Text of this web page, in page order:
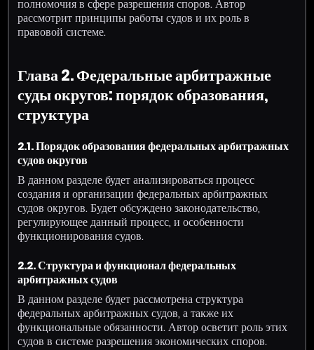
полномочия в сфере разрешения споров. Автор
рассмотрит принципы работы судов и их роль в
правовой системе.
Глава 2. Федеральные арбитражные
суды округов: порядок образования,
структура
2.1. Порядок образования федеральных арбитражных
судов округов
В данном разделе будет анализироваться процесс
создания и организации федеральных арбитражных
судов округов. Будет обсуждено законодательство,
регулирующее данный процесс, и особенности
функционирования судов.
2.2. Структура и функционал федеральных
арбитражных судов
В данном разделе будет рассмотрена структура
федеральных арбитражных судов, а также их
функциональные обязанности. Автор осветит роль этих
судов в системе разрешения экономических споров.